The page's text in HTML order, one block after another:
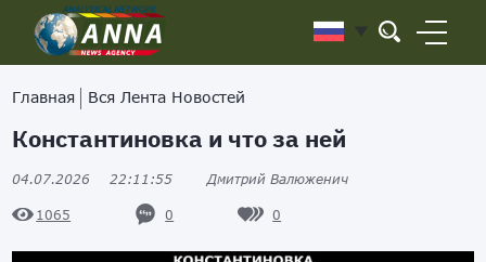
Главная Вся Лента Новостей
Константиновка и что за ней
04.07.2026 22:11:55 Дмитрий Валюженич
1065 0 0